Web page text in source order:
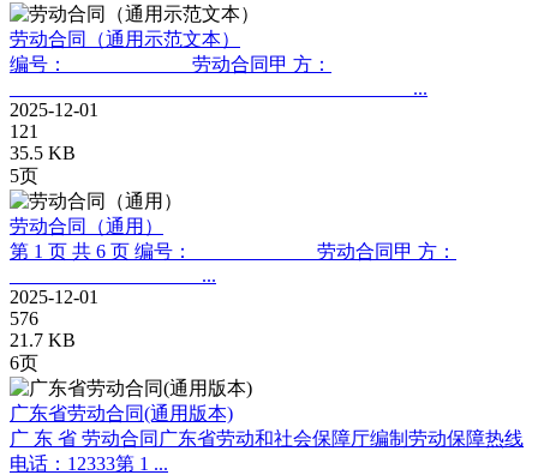
劳动合同（通用示范文本）
编号：_____________劳动合同甲 方：
__________________________________________...
2025-12-01
121
35.5 KB
5页
劳动合同（通用）
第 1 页 共 6 页 编号：_____________劳动合同甲 方：
____________________...
2025-12-01
576
21.7 KB
6页
广东省劳动合同(通用版本)
广 东 省 劳动合同广东省劳动和社会保障厅编制劳动保障热线
电话：12333第 1 ...